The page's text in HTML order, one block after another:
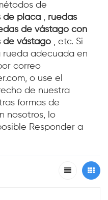
de
de placa , ruedas
de vástago con
de vástago , etc. Si
rueda adecuada en
correo
o use el
de nuestra
formas de
nosotros, lo
Responder a